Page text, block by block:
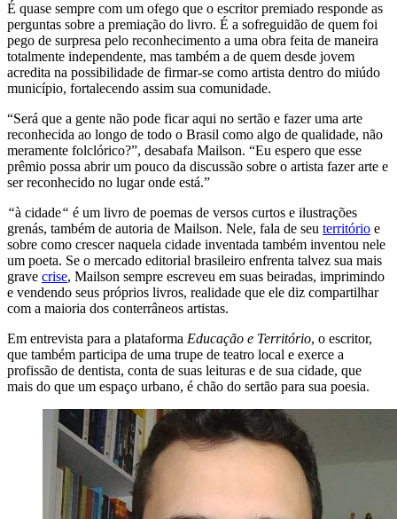
É quase sempre com um ofego que o escritor premiado responde as
perguntas sobre a premiação do livro. É a sofreguidão de quem foi
pego de surpresa pelo reconhecimento a uma obra feita de maneira
totalmente independente, mas também a de quem desde jovem
acredita na possibilidade de firmar-se como artista dentro do miúdo
município, fortalecendo assim sua comunidade.
“Será que a gente não pode ficar aqui no sertão e fazer uma arte
reconhecida ao longo de todo o Brasil como algo de qualidade, não
meramente folclórico?”, desabafa Mailson. “Eu espero que esse
prêmio possa abrir um pouco da discussão sobre o artista fazer arte e
ser reconhecido no lugar onde está.”
“à cidade“ é um livro de poemas de versos curtos e ilustrações
grenás, também de autoria de Mailson. Nele, fala de seu território e
sobre como crescer naquela cidade inventada também inventou nele
um poeta. Se o mercado editorial brasileiro enfrenta talvez sua mais
grave crise, Mailson sempre escreveu em suas beiradas, imprimindo
e vendendo seus próprios livros, realidade que ele diz compartilhar
com a maioria dos conterrâneos artistas.
Em entrevista para a plataforma Educação e Território, o escritor,
que também participa de uma trupe de teatro local e exerce a
profissão de dentista, conta de suas leituras e de sua cidade, que
mais do que um espaço urbano, é chão do sertão para sua poesia.